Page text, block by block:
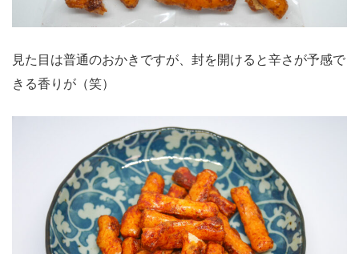
見た目は普通のおかきですが、封を開けると辛さが予感で
きる香りが（笑）